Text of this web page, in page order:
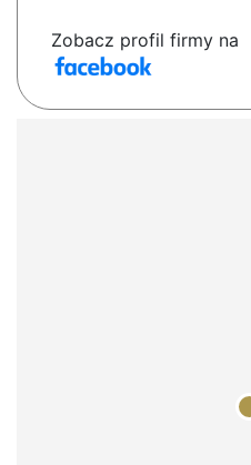
Zobacz profil firmy na